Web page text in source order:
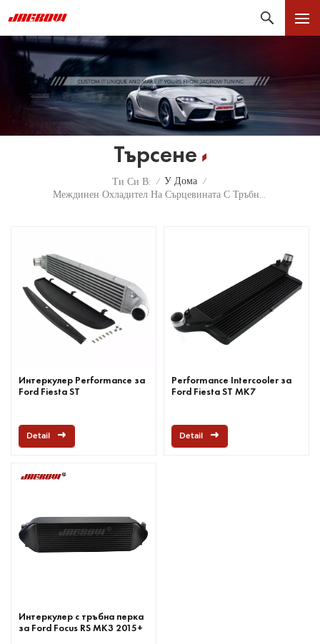
Търсене
Ти Си В: / У Дома /
Интеркулер Performance за
Ford Fiesta ST
Detail
Performance Intercooler за
Ford Fiesta ST MK7
Detail
Интеркулер с тръбна перка
за Ford Focus RS MK3 2015+